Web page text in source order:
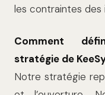
les contraintes des
Comment
stratégie de
Notre stratégie